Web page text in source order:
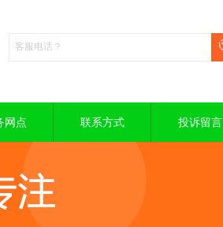
网点 联系方式 投诉留言